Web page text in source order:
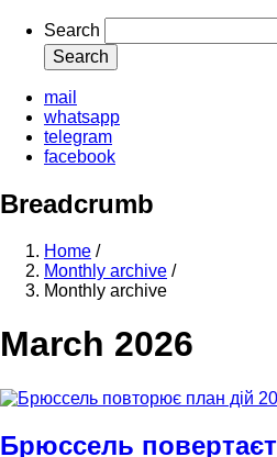
Search
mail
whatsapp
telegram
facebook
Breadcrumb
Home /
Monthly archive /
Monthly archive
March 2026
Брюссель